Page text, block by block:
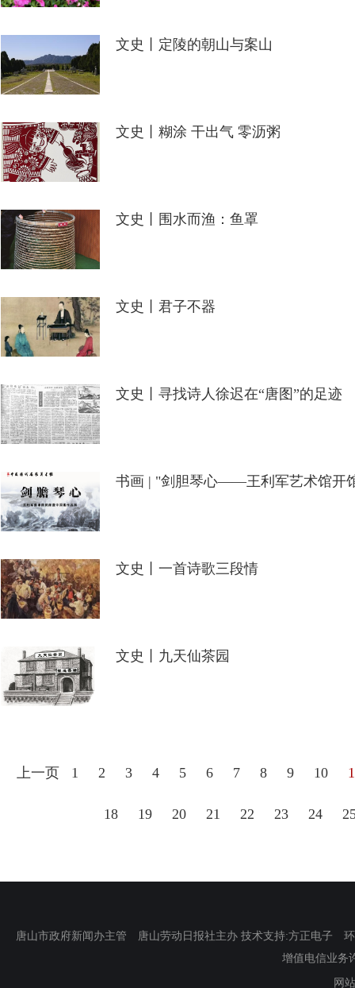
文史丨定陵的朝山与案山
文史丨糊涂 干出气 零沥粥
文史丨围水而渔：鱼罩
文史丨君子不器
文史丨寻找诗人徐迟在“唐图”的足迹
书画 | "剑胆琴心——王利军艺术馆开
文史丨一首诗歌三段情
文史丨九天仙茶园
上一页 1 2 3 4 5 6 7 8 9 10
18 19 20 21 22 23 24
唐山市政府新闻办主管 唐山劳动日报社主办 技术支持:方正电子
增值电信业务
网